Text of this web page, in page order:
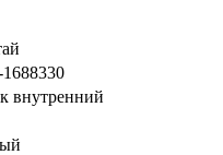
внутренний